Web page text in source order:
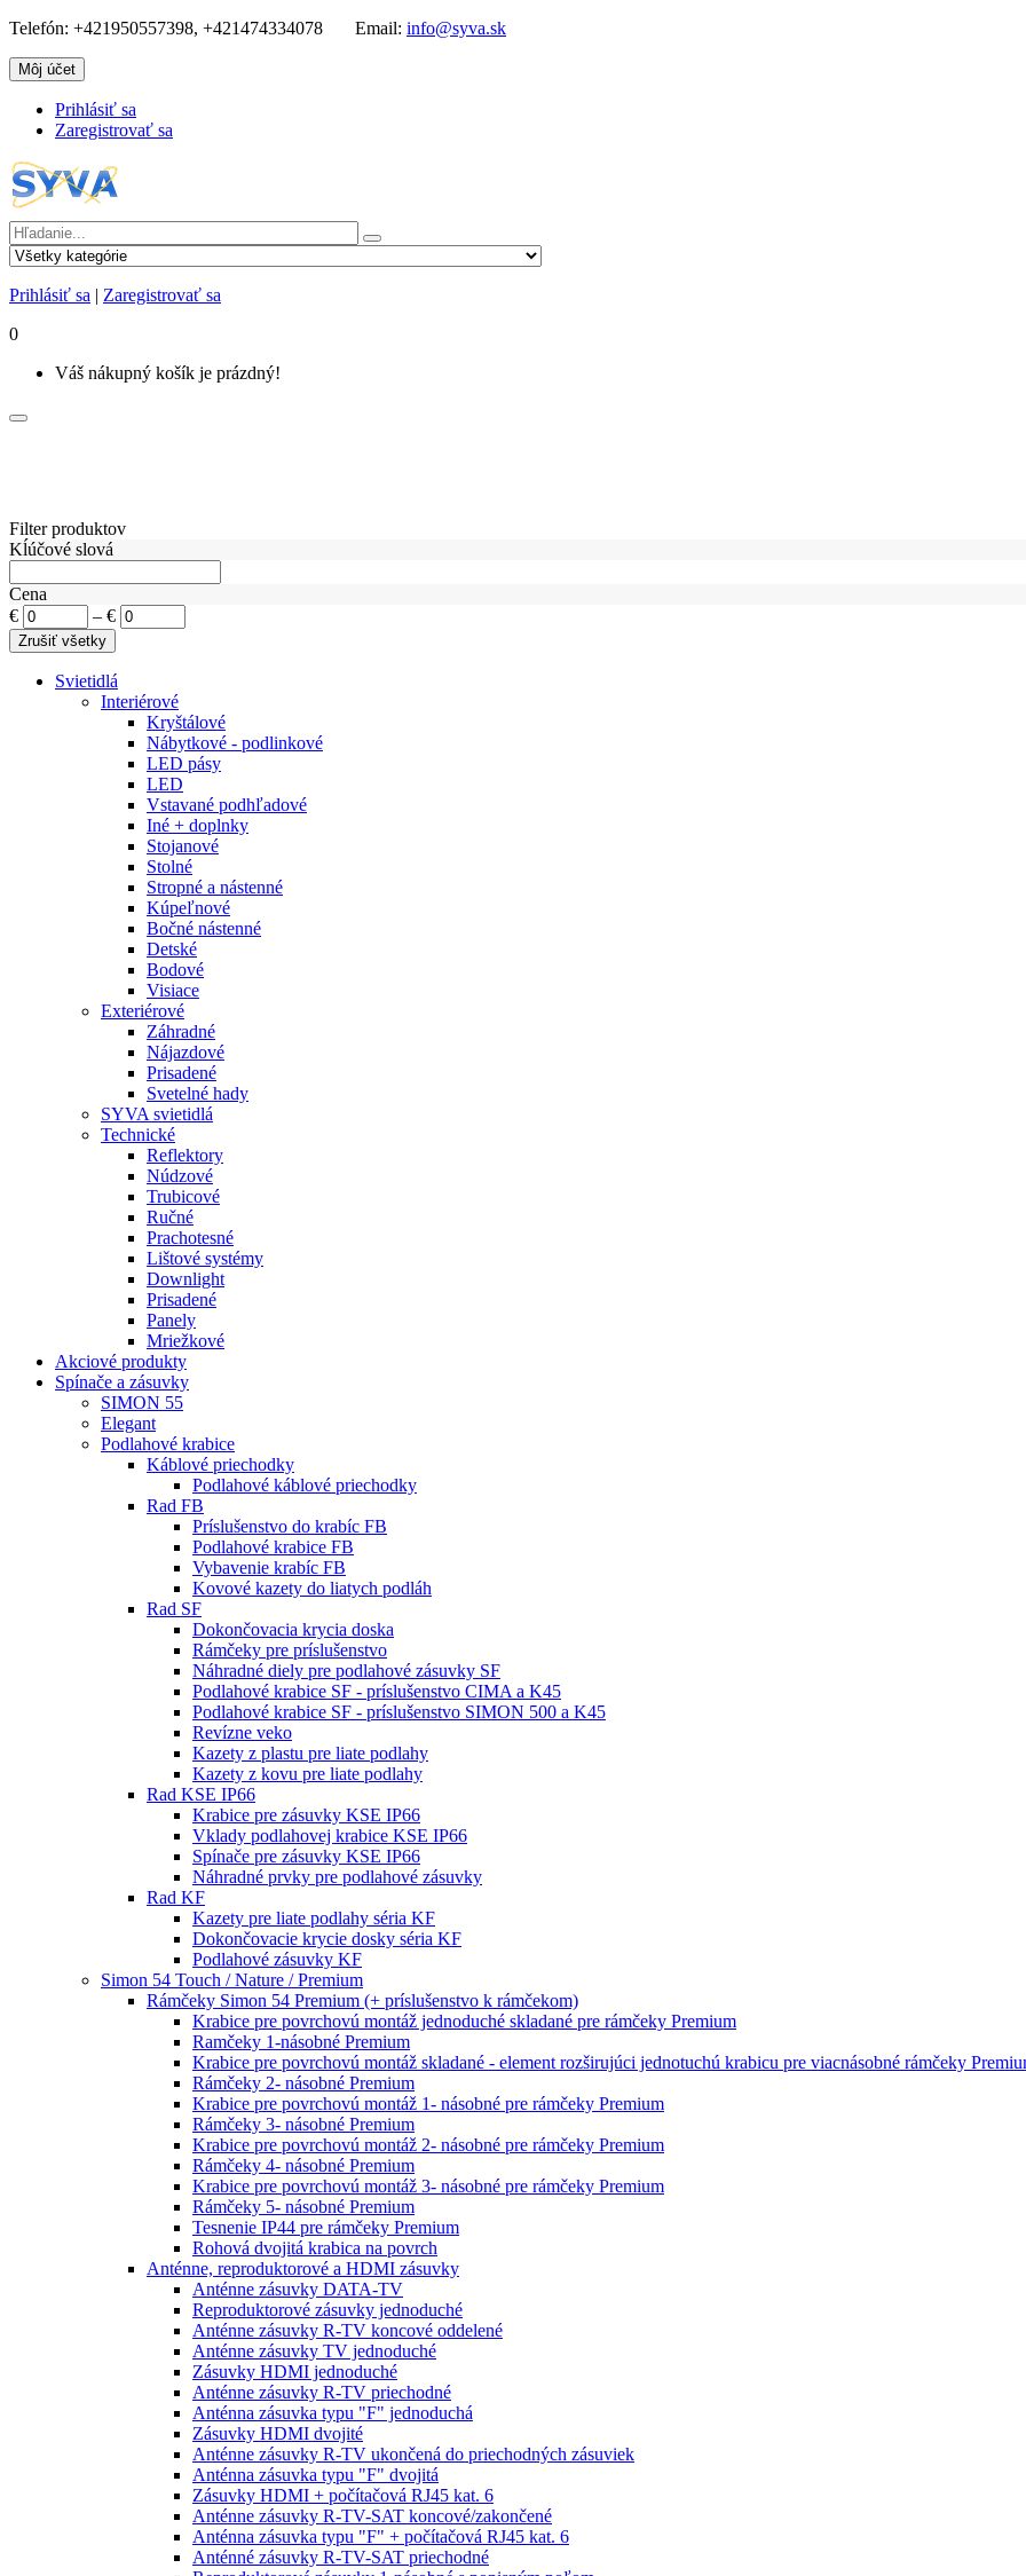
Telefón: +421950557398, +421474334078 Email: info@syva.sk
Môj účet
Prihlásiť sa
Zaregistrovať sa
Prihlásiť sa | Zaregistrovať sa
0
Váš nákupný košík je prázdný!
Filter produktov
Kĺúčové slová
Cena
€
– €
Svietidlá
Interiérové
Kryštálové
Nábytkové - podlinkové
LED pásy
LED
Vstavané podhľadové
Iné + doplnky
Stojanové
Stolné
Stropné a nástenné
Kúpeľnové
Bočné nástenné
Detské
Bodové
Visiace
Exteriérové
Záhradné
Nájazdové
Prisadené
Svetelné hady
SYVA svietidlá
Technické
Reflektory
Núdzové
Trubicové
Ručné
Prachotesné
Lištové systémy
Downlight
Prisadené
Panely
Mriežkové
Akciové produkty
Spínače a zásuvky
SIMON 55
Elegant
Podlahové krabice
Káblové priechodky
Podlahové káblové priechodky
Rad FB
Príslušenstvo do krabíc FB
Podlahové krabice FB
Vybavenie krabíc FB
Kovové kazety do liatych podláh
Rad SF
Dokončovacia krycia doska
Rámčeky pre príslušenstvo
Náhradné diely pre podlahové zásuvky SF
Podlahové krabice SF - príslušenstvo CIMA a K45
Podlahové krabice SF - príslušenstvo SIMON 500 a K45
Revízne veko
Kazety z plastu pre liate podlahy
Kazety z kovu pre liate podlahy
Rad KSE IP66
Krabice pre zásuvky KSE IP66
Vklady podlahovej krabice KSE IP66
Spínače pre zásuvky KSE IP66
Náhradné prvky pre podlahové zásuvky
Rad KF
Kazety pre liate podlahy séria KF
Dokončovacie krycie dosky séria KF
Podlahové zásuvky KF
Simon 54 Touch / Nature / Premium
Rámčeky Simon 54 Premium (+ príslušenstvo k rámčekom)
Krabice pre povrchovú montáž jednoduché skladané pre rámčeky Premium
Ramčeky 1-násobné Premium
Krabice pre povrchovú montáž skladané - element rozširujúci jednotuchú krabicu pre viacnásobné rámčeky
Rámčeky 2- násobné Premium
Krabice pre povrchovú montáž 1- násobné pre rámčeky Premium
Rámčeky 3- násobné Premium
Krabice pre povrchovú montáž 2- násobné pre rámčeky Premium
Rámčeky 4- násobné Premium
Krabice pre povrchovú montáž 3- násobné pre rámčeky Premium
Rámčeky 5- násobné Premium
Tesnenie IP44 pre rámčeky Premium
Rohová dvojitá krabica na povrch
Anténne, reproduktorové a HDMI zásuvky
Anténne zásuvky DATA-TV
Reproduktorové zásuvky jednoduché
Anténne zásuvky R-TV koncové oddelené
Anténne zásuvky TV jednoduché
Zásuvky HDMI jednoduché
Anténne zásuvky R-TV priechodné
Anténna zásuvka typu "F" jednoduchá
Zásuvky HDMI dvojité
Anténne zásuvky R-TV ukončená do priechodných zásuviek
Anténna zásuvka typu "F" dvojitá
Zásuvky HDMI + počítačová RJ45 kat. 6
Anténne zásuvky R-TV-SAT koncové/zakončené
Anténna zásuvka typu "F" + počítačová RJ45 kat. 6
Anténné zásuvky R-TV-SAT priechodné